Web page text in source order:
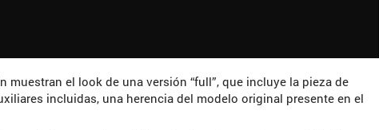
muestran el look de una versión “full”, que incluye la pieza de
incluidas, una herencia del modelo original presente en el